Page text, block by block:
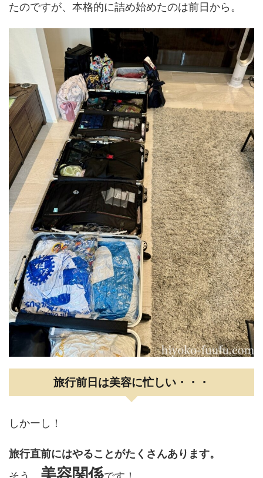
たのですが、本格的に詰め始めたのは前日から。
旅行前日は美容に忙しい・・・
しかーし！
旅行直前にはやることがたくさんあります。
美容関係